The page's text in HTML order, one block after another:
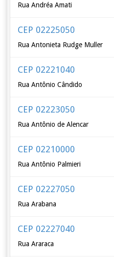
Rua Andréa Amati
CEP 02225050
Rua Antonieta Rudge Muller
CEP 02221040
Rua Antônio Cândido
CEP 02223050
Rua Antônio de Alencar
CEP 02210000
Rua Antônio Palmieri
CEP 02227050
Rua Arabana
CEP 02227040
Rua Araraca